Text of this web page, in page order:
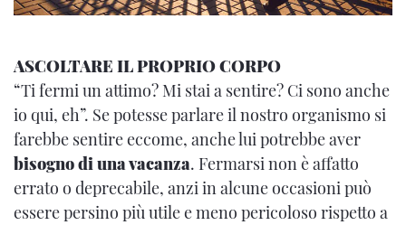
ASCOLTARE IL PROPRIO CORPO
“Ti fermi un attimo? Mi stai a sentire? Ci sono anche
io qui, eh”. Se potesse parlare il nostro organismo si
farebbe sentire eccome, anche lui potrebbe aver
bisogno di una vacanza. Fermarsi non è affatto
errato o deprecabile, anzi in alcune occasioni può
essere persino più utile e meno pericoloso rispetto a